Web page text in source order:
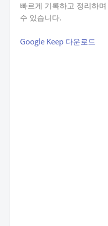
빠르게 기록하고 정리하
수 있습니다.
Google Keep 다운로드